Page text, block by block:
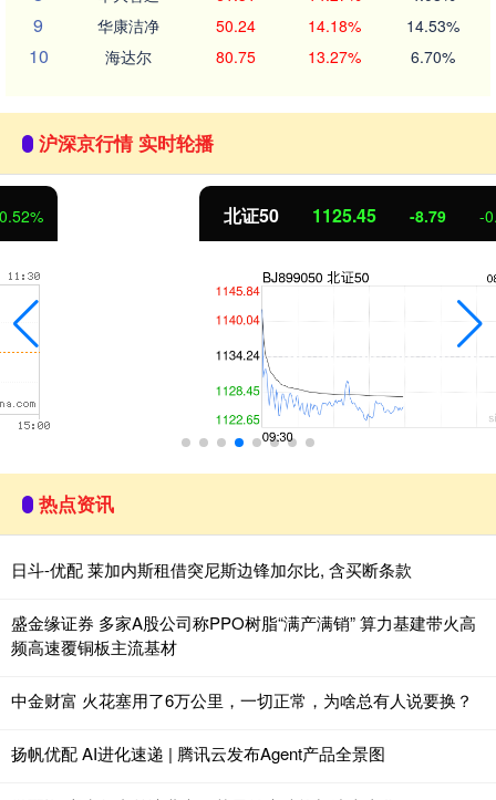
9 华康洁净 50.24 14.18% 14.53%
10 海达尔 80.75 13.27% 6.70%
沪深京行情 实时轮播
1125.45 -8.79 -0.78%
热点资讯
日斗-优配 莱加内斯租借突尼斯边锋加尔比, 含买断条款
盛金缘证券 多家A股公司称PPO树脂“满产满销” 算力基建带火高
频高速覆铜板主流基材
中金财富 火花塞用了6万公里，一切正常，为啥总有人说要换？
扬帆优配 AI进化速递 | 腾讯云发布Agent产品全景图